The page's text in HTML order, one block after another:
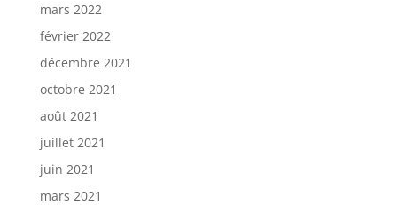
mars 2022
février 2022
décembre 2021
octobre 2021
août 2021
juillet 2021
juin 2021
mars 2021